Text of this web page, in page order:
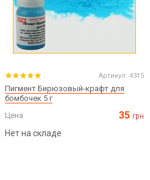
Артикул: 4315
Пигмент Бирюзовый-крафт для
бомбочек 5 г
Цена
35 грн
Нет на складе